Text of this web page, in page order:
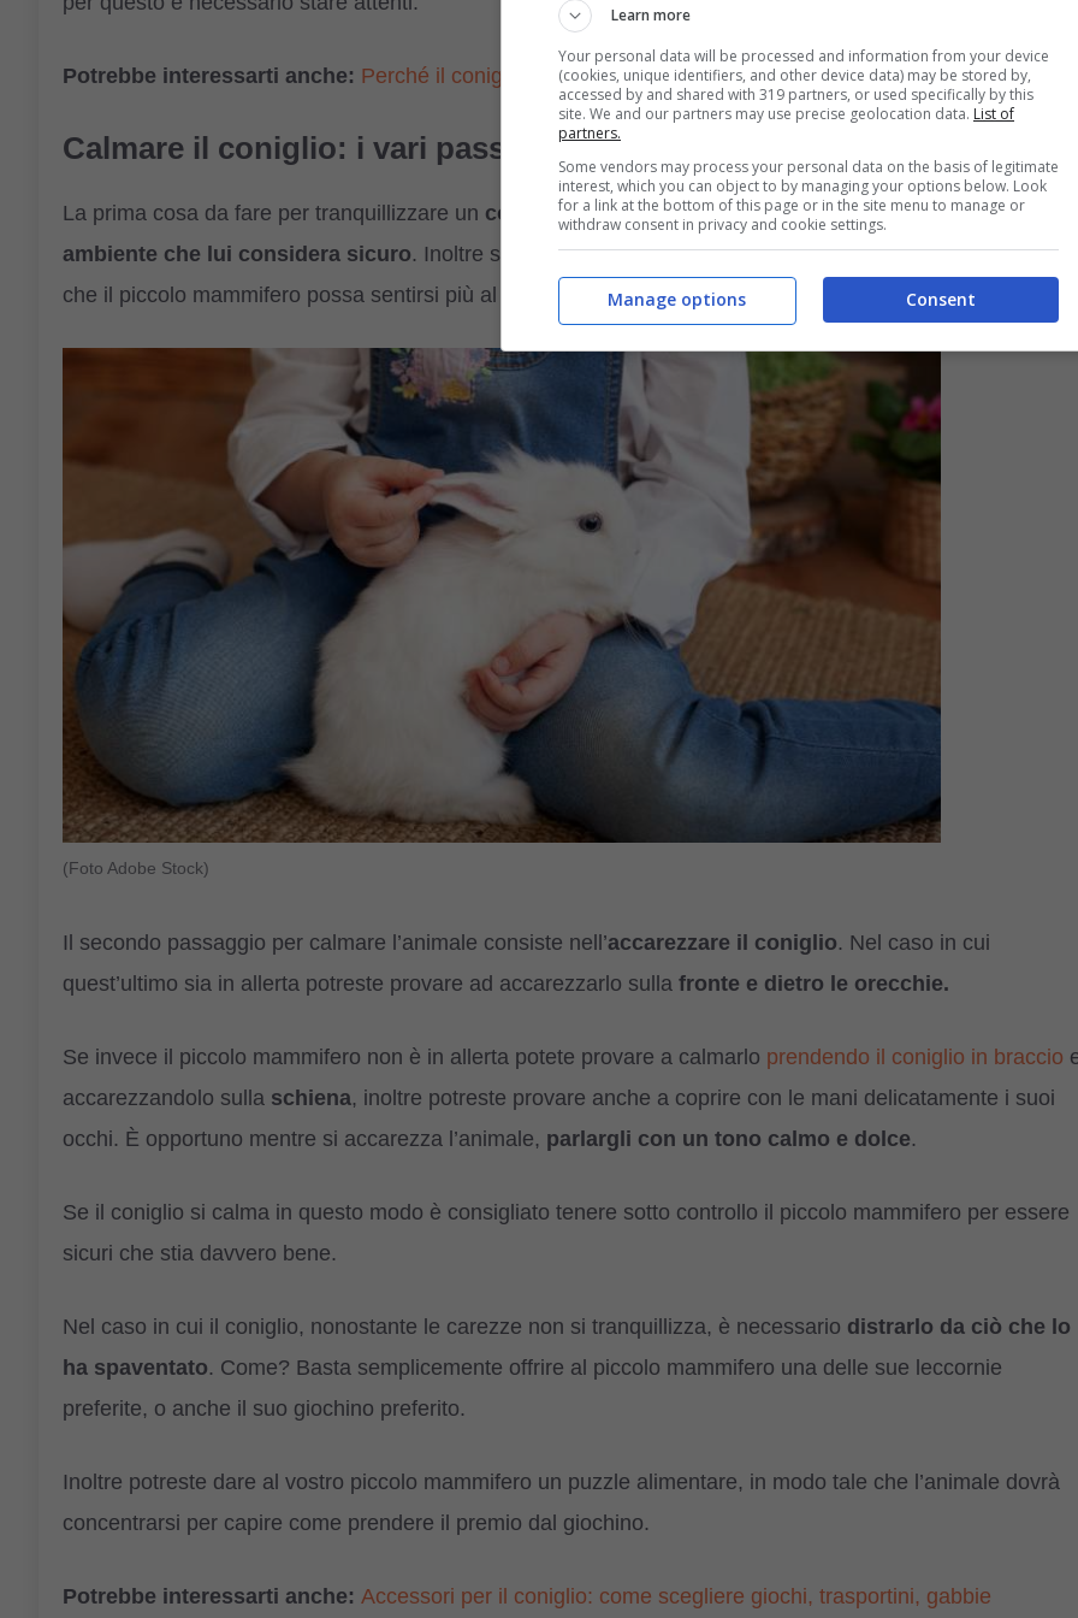
Potrebbe interessarti anche: Perché il coniglio non mangia fieno? I motivi e cosa fare
Calmare il coniglio: i vari passaggi
La prima cosa da fare per tranquillizzare un coniglioè portare quest’ultimo in un luogo familiare, un
ambiente che lui considera sicuro. Inoltre sarebbe opportuno procurargli un nascondiglio, in modo tale
che il piccolo mammifero possa sentirsi più al sicuro nascondendosi.
(Foto Adobe Stock)
Il secondo passaggio per calmare l’animale consiste nell’accarezzare il coniglio. Nel caso in cui
quest’ultimo sia in allerta potreste provare ad accarezzarlo sulla fronte e dietro le orecchie.
Se invece il piccolo mammifero non è in allerta potete provare a calmarlo prendendo il coniglio in braccio
accarezzandolo sulla schiena, inoltre potreste provare anche a coprire con le mani delicatamente i suoi
occhi. È opportuno mentre si accarezza l’animale, parlargli con un tono calmo e dolce.
Se il coniglio si calma in questo modo è consigliato tenere sotto controllo il piccolo mammifero per essere
sicuri che stia davvero bene.
Nel caso in cui il coniglio, nonostante le carezze non si tranquillizza, è necessario distrarlo da ciò che lo
ha spaventato. Come? Basta semplicemente offrire al piccolo mammifero una delle sue leccornie
preferite, o anche il suo giochino preferito.
Inoltre potreste dare al vostro piccolo mammifero un puzzle alimentare, in modo tale che l’animale dovrà
concentrarsi per capire come prendere il premio dal giochino.
Potrebbe interessarti anche: Accessori per il coniglio: come scegliere giochi, trasportini, gabbie
Learn more
Your personal data will be processed and information from your device
(cookies, unique identifiers, and other device data) may be stored by,
accessed by and shared with 319 partners, or used specifically by this
site. We and our partners may use precise geolocation data. List of
partners.
Some vendors may process your personal data on the basis of legitimate
interest, which you can object to by managing your options below. Look
for a link at the bottom of this page or in the site menu to manage or
withdraw consent in privacy and cookie settings.
Consent
Manage options